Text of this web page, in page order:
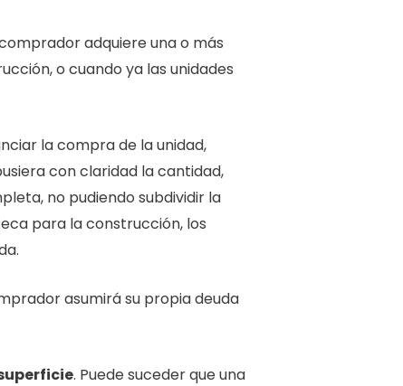
adquiere una o más
o cuando ya las unidades
la compra de la unidad,
con claridad la cantidad,
no pudiendo subdividir la
para la construcción, los
asumirá su propia deuda
. Puede suceder que una